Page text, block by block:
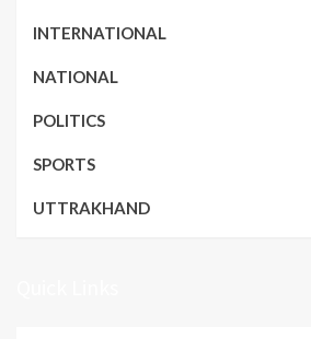
INTERNATIONAL
NATIONAL
POLITICS
SPORTS
UTTRAKHAND